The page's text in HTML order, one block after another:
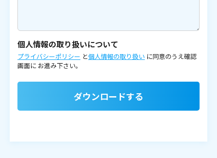
個人情報の取り扱いについて
プライバシーポリシー と個人情報の取り扱い に同意のうえ確認
画面に お進み下さい。
ダウンロードする